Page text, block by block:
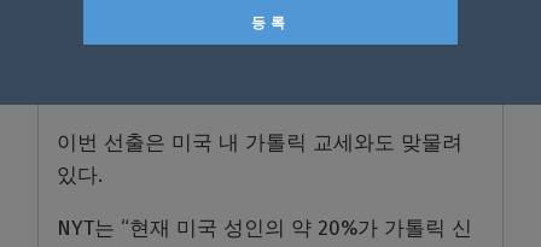
꺼리는 경향이 있었다”며 “하지만 프레보스트
이번 선출은 미국 내 가톨릭 교세와도 맞물려
있다.
NYT는 “현재 미국 성인의 약 20%가 가톨릭 신